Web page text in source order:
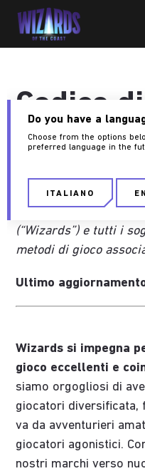
Codice
linee
per i partecipanti, i
(“Wizards”) e tutti i
metodi di gioco
Ultimo
Wizards si impegna
gioco eccellenti e
siamo orgogliosi di
giocatori diversificata,
va da avventurieri
giocatori agonistici.
nostri marchi verso
Do you have a
Choose from the options
preferred language in the
ITALIANO